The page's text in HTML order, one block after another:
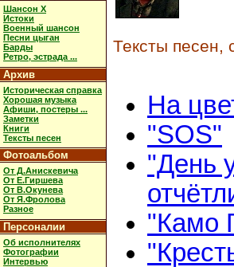
Шансон X
Истоки
Военный шансон
Песни цыган
Барды
Ретро, эстрада ...
Архив
Историческая справка
Хорошая музыка
Афиши, постеры ...
Заметки
Книги
Тексты песен
Фотоальбом
От Д.Анискевича
От Е.Гиршева
От В.Окунева
От Я.Фролова
Разное
Персоналии
Об исполнителях
Фотографии
Интервью
Тексты песен,
На
"SOS"
"День
"Камо